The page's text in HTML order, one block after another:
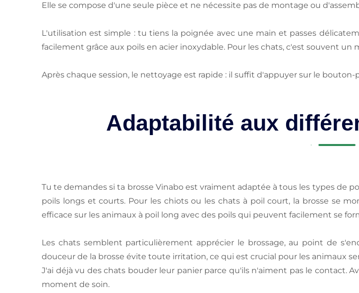
Elle se compose d'une seule pièce et ne nécessite pas de montage ou
L'utilisation est simple : tu tiens la poignée avec une main et passes
facilement grâce aux poils en acier inoxydable. Pour les chats, c'est souvent
Après chaque session, le nettoyage est rapide : il suffit d'appuyer sur le
Adaptabilité aux
Tu te demandes si ta brosse Vinabo est vraiment adaptée à tous les types de
poils longs et courts. Pour les chiots ou les chats à poil court, la brosse se
efficace sur les animaux à poil long avec des poils qui peuvent facilement se
Les chats semblent particulièrement apprécier le brossage, au point de
douceur de la brosse évite toute irritation, ce qui est crucial pour les animaux
J'ai déjà vu des chats bouder leur panier parce qu'ils n'aiment pas le contact.
moment de soin.